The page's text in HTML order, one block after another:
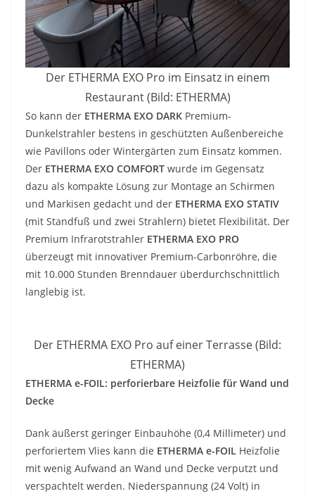
Der ETHERMA EXO Pro im Einsatz in einem
Restaurant (Bild: ETHERMA)
So kann der ETHERMA EXO DARK Premium-
Dunkelstrahler bestens in geschützten Außenbereiche
wie Pavillons oder Wintergärten zum Einsatz kommen.
Der ETHERMA EXO COMFORT wurde im Gegensatz
dazu als kompakte Lösung zur Montage an Schirmen
und Markisen gedacht und der ETHERMA EXO STATIV
(mit Standfuß und zwei Strahlern) bietet Flexibilität. Der
Premium Infrarotstrahler ETHERMA EXO PRO
überzeugt mit innovativer Premium-Carbonröhre, die
mit 10.000 Stunden Brenndauer überdurchschnittlich
langlebig ist.
Der ETHERMA EXO Pro auf einer Terrasse (Bild:
ETHERMA)
ETHERMA e-FOIL: perforierbare Heizfolie für Wand und
Decke
Dank äußerst geringer Einbauhöhe (0,4 Millimeter) und
perforiertem Vlies kann die ETHERMA e-FOIL Heizfolie
mit wenig Aufwand an Wand und Decke verputzt und
verspachtelt werden. Niederspannung (24 Volt) in